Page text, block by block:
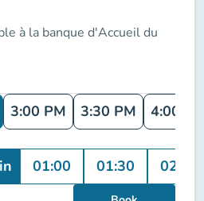
à la banque d'Accueil du
3:00 PM 3:30 PM 4:00
01:00 01:30 02:00